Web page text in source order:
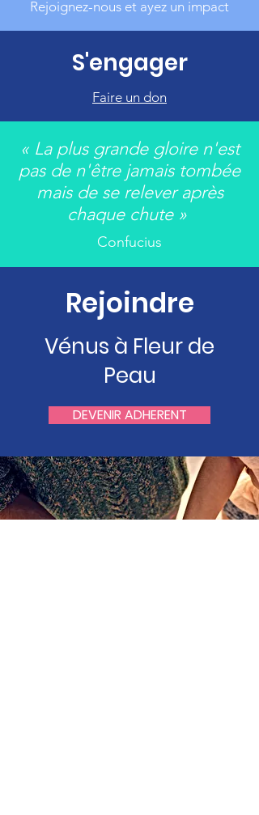
Rejoignez-nous et ayez un impact
S'engager
Faire un don
« La plus grande gloire n'est
pas de n'être jamais tombée
mais de se relever après
chaque chute »
Confucius
Rejoindre
Vénus à Fleur de
Peau
DEVENIR ADHERENT